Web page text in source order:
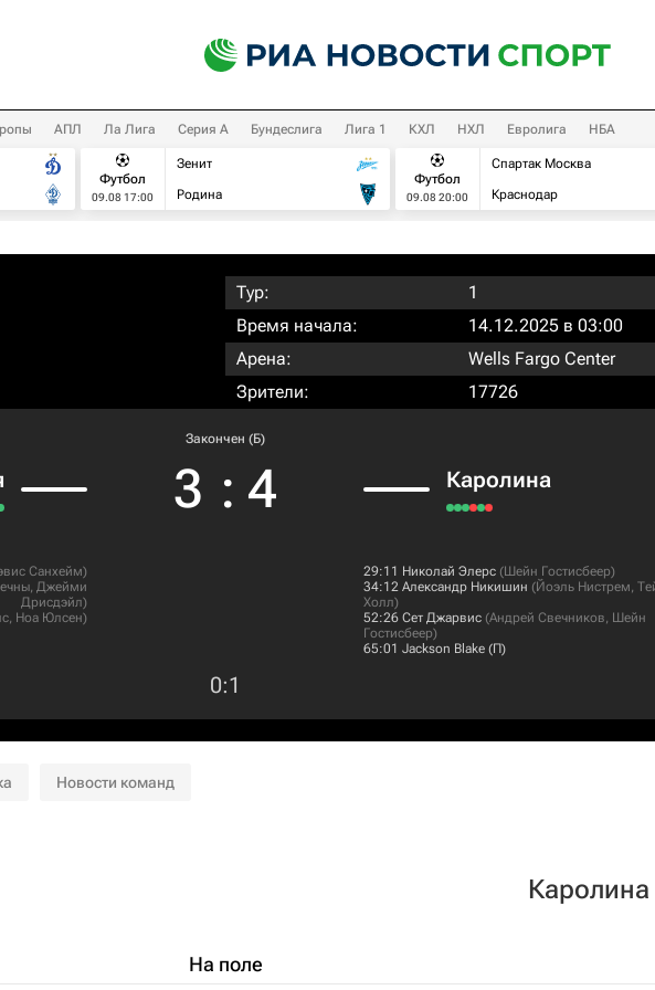
АПЛ Ла Лига Серия А Бундеслига Лига 1 КХЛ НХЛ Евролига НБА
Футбол
09.08 17:00
Зенит
Родина
Футбол
09.08 20:00
Спартак Москва
Краснодар
Тур:
1
Время начала:
14.12.2025 в 03:00
Арена:
Wells Fargo Center
Зрители:
17726
Закончен (Б)
3 : 4 Каролина
Санхейм)
, Джейми
Дрисдэйл)
, Ноа Юлсен)
29:11 Николай Элерс (Шейн Гостисбеер)
34:12 Александр Никишин (Йоэль Нистрем,
Холл)
52:26 Сет Джарвис (Андрей Свечников, Шейн
Гостисбеер)
65:01 Jackson Blake (П)
0:1
Новости команд
На поле
Каролина